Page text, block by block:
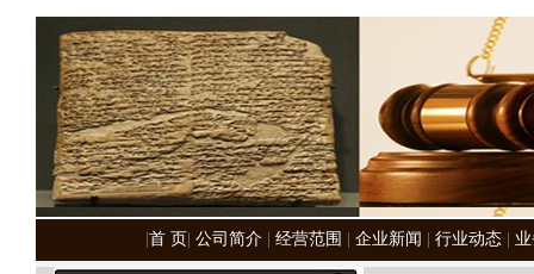
首 页 公司简介 经营范围 企业新闻 行业动态